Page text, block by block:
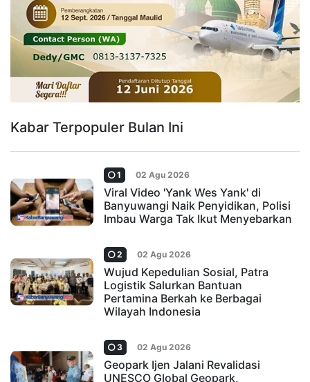
Kabar Terpopuler Bulan Ini
1 02 Agu 2026
Viral Video 'Yank Wes Yank' di
Banyuwangi Naik Penyidikan, Polisi
Imbau Warga Tak Ikut Menyebarkan
2 02 Agu 2026
Wujud Kepedulian Sosial, Patra
Logistik Salurkan Bantuan
Pertamina Berkah ke Berbagai
Wilayah Indonesia
3 02 Agu 2026
Geopark Ijen Jalani Revalidasi
UNESCO Global Geopark,